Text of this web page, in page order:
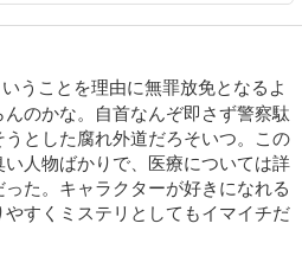
うことを理由に無罪放免となるよ
のかな。自首なんぞ即さず警察駄
とした腐れ外道だろそいつ。この
人物ばかりで、医療については詳
た。キャラクターが好きになれる
すくミステリとしてもイマイチだ